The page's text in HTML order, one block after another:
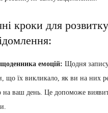
кроки для розвитку
емоцій: Щодня
що їх викликало, як ви на них
на ваш день. Це допоможе